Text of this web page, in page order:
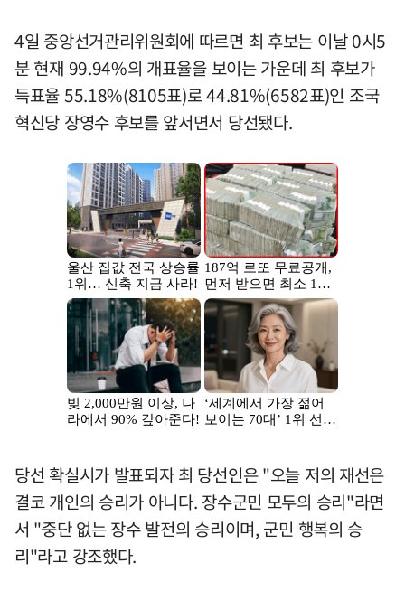
4일 중앙선거관리위원회에 따르면 최 후보는 이날 0시5
분 현재 99.94%의 개표율을 보이는 가운데 최 후보가
득표율 55.18%(8105표)로 44.81%(6582표)인 조국
혁신당 장영수 후보를 앞서면서 당선됐다.
당선 확실시가 발표되자 최 당선인은 "오늘 저의 재선은
결코 개인의 승리가 아니다. 장수군민 모두의 승리"라면
서 "중단 없는 장수 발전의 승리이며, 군민 행복의 승
리"라고 강조했다.